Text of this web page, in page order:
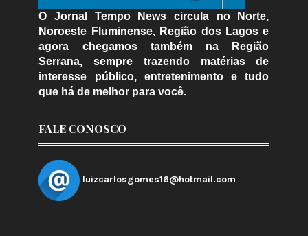
O Jornal Tempo News circula no Norte,
Noroeste Fluminense, Região dos Lagos e
agora chegamos também na Região
Serrana, sempre trazendo matérias de
interesse público, entretenimento e tudo
que há de melhor para você.
FALE CONOSCO
luizcarlosgomes16@hotmail.com